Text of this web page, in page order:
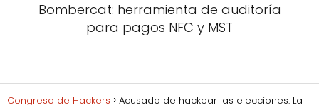
Bombercat: herramienta de auditoría
para pagos NFC y MST
Congreso de Hackers Acusado de hackear las elecciones: La